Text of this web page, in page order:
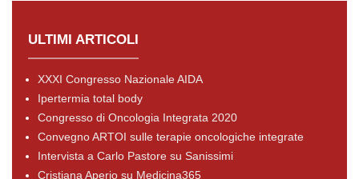
ULTIMI ARTICOLI
XXXI Congresso Nazionale AIDA
Ipertermia total body
Congresso di Oncologia Integrata 2020
Convegno ARTOI sulle terapie oncologiche integrate
Intervista a Carlo Pastore su Sanissimi
Cristiana Aperio su Medicina365